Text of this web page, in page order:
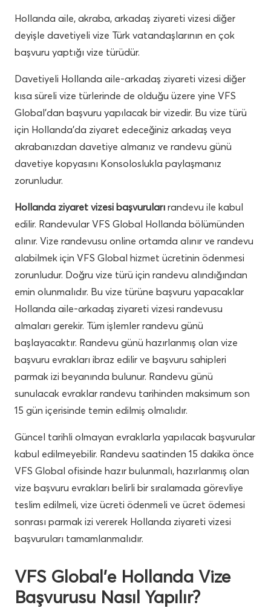
Hollanda aile, akraba, arkadaş ziyareti vizesi diğer
deyişle davetiyeli vize Türk vatandaşlarının en çok
başvuru yaptığı vize türüdür.
Davetiyeli Hollanda aile-arkadaş ziyareti vizesi diğer
kısa süreli vize türlerinde de olduğu üzere yine VFS
Global’dan başvuru yapılacak bir vizedir. Bu vize türü
için Hollanda’da ziyaret edeceğiniz arkadaş veya
akrabanızdan davetiye almanız ve randevu günü
davetiye kopyasını Konsoloslukla paylaşmanız
zorunludur.
Hollanda ziyaret vizesi başvuruları randevu ile kabul
edilir. Randevular VFS Global Hollanda bölümünden
alınır. Vize randevusu online ortamda alınır ve randevu
alabilmek için VFS Global hizmet ücretinin ödenmesi
zorunludur. Doğru vize türü için randevu alındığından
emin olunmalıdır. Bu vize türüne başvuru yapacaklar
Hollanda aile-arkadaş ziyareti vizesi randevusu
almaları gerekir. Tüm işlemler randevu günü
başlayacaktır. Randevu günü hazırlanmış olan vize
başvuru evrakları ibraz edilir ve başvuru sahipleri
parmak izi beyanında bulunur. Randevu günü
sunulacak evraklar randevu tarihinden maksimum son
15 gün içerisinde temin edilmiş olmalıdır.
Güncel tarihli olmayan evraklarla yapılacak başvurular
kabul edilmeyebilir. Randevu saatinden 15 dakika önce
VFS Global ofisinde hazır bulunmalı, hazırlanmış olan
vize başvuru evrakları belirli bir sıralamada görevliye
teslim edilmeli, vize ücreti ödenmeli ve ücret ödemesi
sonrası parmak izi vererek Hollanda ziyareti vizesi
başvuruları tamamlanmalıdır.
VFS Global’e Hollanda Vize
Başvurusu Nasıl Yapılır?